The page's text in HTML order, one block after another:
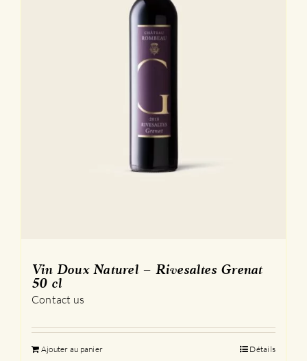
Vin Doux Naturel – Rivesaltes Grenat
50 cl
Contact us
Ajouter au panier Détails